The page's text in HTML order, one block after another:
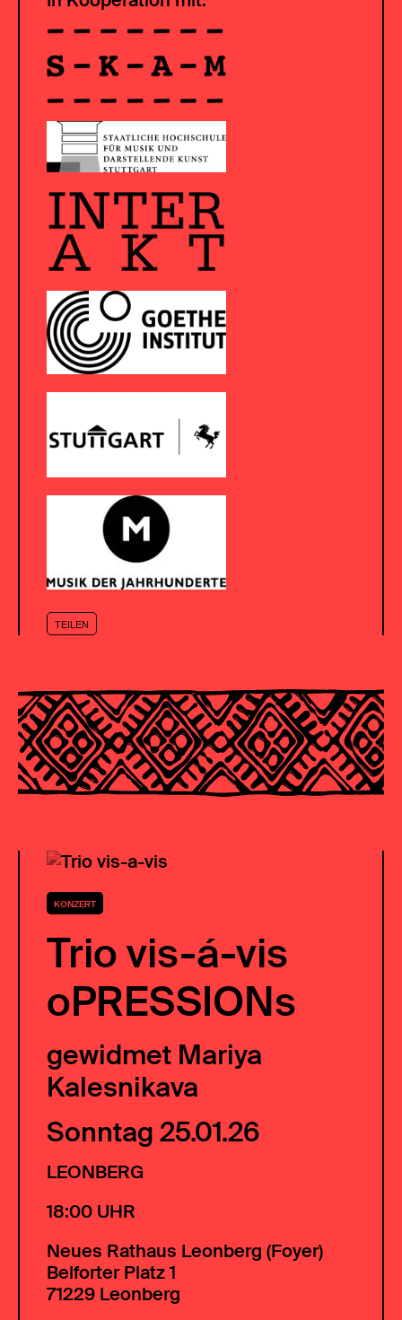
TEILEN
KONZERT
Trio vis-á-vis
oPRESSIONs
gewidmet Mariya
Kalesnikava
Sonntag 25.01.26
LEONBERG
18:00 UHR
Neues Rathaus Leonberg (Foyer)
Belforter Platz 1
71229 Leonberg